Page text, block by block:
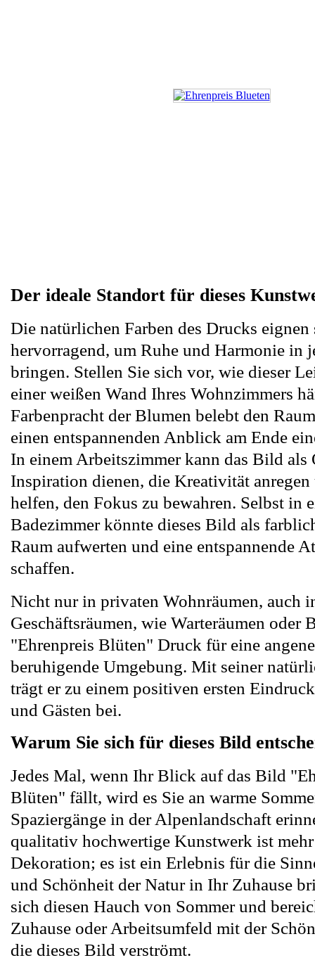
Der ideale Standort für dieses
Die natürlichen Farben des Drucks eignen
hervorragend, um Ruhe und Harmonie in
bringen. Stellen Sie sich vor, wie dieser
einer weißen Wand Ihres Wohnzimmers
Farbenpracht der Blumen belebt den
einen entspannenden Anblick am Ende
In einem Arbeitszimmer kann das Bild als
Inspiration dienen, die Kreativität anregen
helfen, den Fokus zu bewahren. Selbst in
Badezimmer könnte dieses Bild als
Raum aufwerten und eine entspannende
schaffen.
Nicht nur in privaten Wohnräumen, auch
Geschäftsräumen, wie Warteräumen oder
"Ehrenpreis Blüten" Druck für eine
beruhigende Umgebung. Mit seiner
trägt er zu einem positiven ersten
und Gästen bei.
Warum Sie sich für dieses Bild
Jedes Mal, wenn Ihr Blick auf das Bild
Blüten" fällt, wird es Sie an warme
Spaziergänge in der Alpenlandschaft
qualitativ hochwertige Kunstwerk ist
Dekoration; es ist ein Erlebnis für die
und Schönheit der Natur in Ihr Zuhause
sich diesen Hauch von Sommer und
Zuhause oder Arbeitsumfeld mit der
die dieses Bild verströmt.